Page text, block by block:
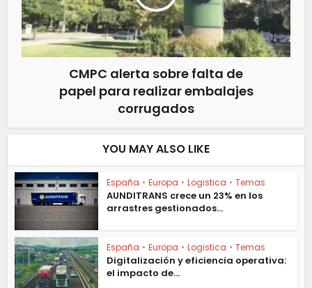
CMPC alerta sobre falta de
papel para realizar embalajes
corrugados
YOU MAY ALSO LIKE
España • Europa • Logistica • Temas
AUNDITRANS crece un 23% en los
arrastres gestionados...
España • Europa • Logistica • Temas
Digitalización y eficiencia operativa:
el impacto de...